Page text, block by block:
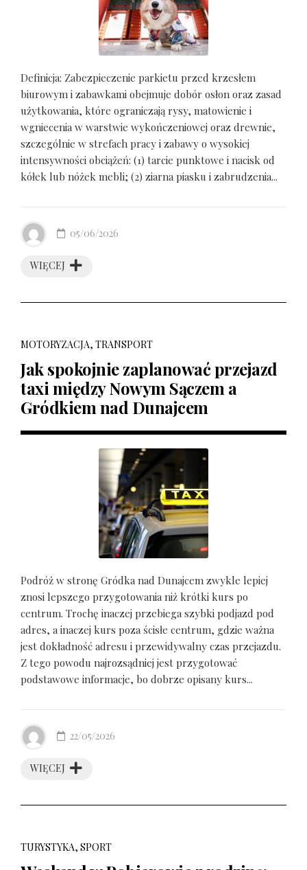
Definicja: Zabezpieczenie parkietu przed krzesłem
biurowym i zabawkami obejmuje dobór osłon oraz zasad
użytkowania, które ograniczają rysy, matowienie i
wgniecenia w warstwie wykończeniowej oraz drewnie,
szczególnie w strefach pracy i zabawy o wysokiej
intensywności obciążeń: (1) tarcie punktowe i nacisk od
kółek lub nóżek mebli; (2) ziarna piasku i zabrudzenia...
WIĘCEJ
05/06/2026
MOTORYZACJA, TRANSPORT
Jak spokojnie zaplanować przejazd
taxi między Nowym Sączem a
Gródkiem nad Dunajcem
Podróż w stronę Gródka nad Dunajcem zwykle lepiej
znosi lepszego przygotowania niż krótki kurs po
centrum. Trochę inaczej przebiega szybki podjazd pod
adres, a inaczej kurs poza ścisłe centrum, gdzie ważna
jest dokładność adresu i przewidywalny czas przejazdu.
Z tego powodu najrozsądniej jest przygotować
podstawowe informacje, bo dobrze opisany kurs...
WIĘCEJ
22/05/2026
TURYSTYKA, SPORT